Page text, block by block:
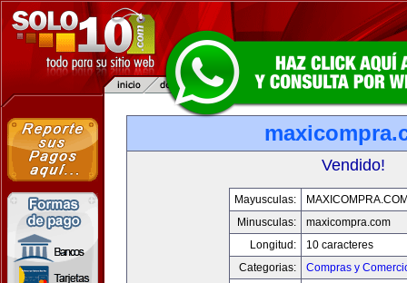
Vendido!
Mayusculas:
Minusculas:
maxicompra.com
Longitud:
10 caracteres
Categorias:
Compras y